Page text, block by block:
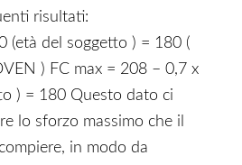
risultati:
(età del soggetto ) = 180 (
) FC max = 208 – 0,7 x
) = 180 Questo dato ci
lo sforzo massimo che il
in modo da